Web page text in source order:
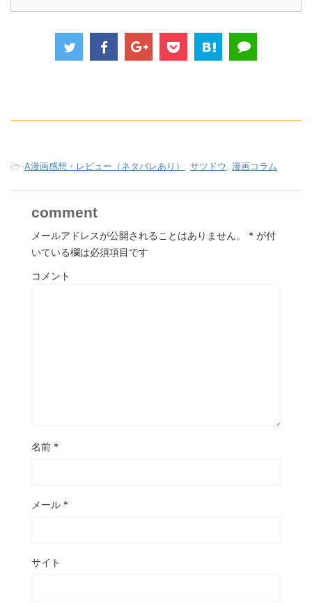
-A漫画感想・レビュー（ネタバレあり） サツドウ 漫画コラム
comment
メールアドレスが公開されることはありません。 * が付
いている欄は必須項目です
コメント
名前 *
メール *
サイト